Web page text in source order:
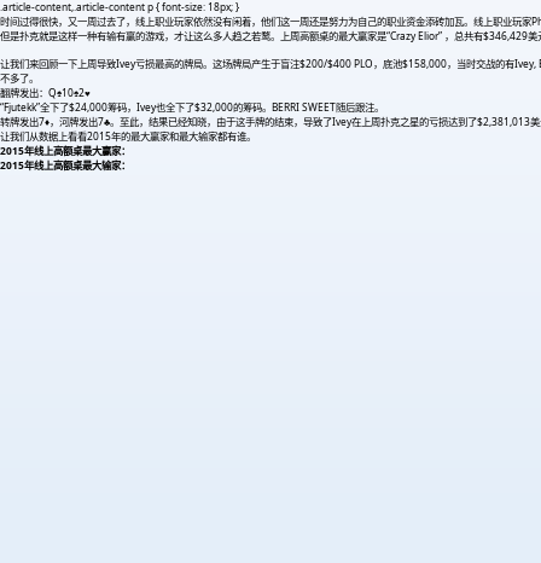
.article-content,.article-content p { font-size: 18px; }
时间过得很快，又一周过去了，线上职业玩家依然没有闲着，他们这一周还是努力为自己的职业资金添砖加瓦。线上职业
但是扑克就是这样一种有输有赢的游戏，才让这么多人趋之若鹜。上周高额桌的最大赢家是“Crazy Elior” ，总共有
让我们来回顾一下上周导致Ivey亏损最高的牌局。这场牌局产生于盲注$200/$400 PLO，底池$158,000，当时交战的有Ivey,
不多了。
翻牌发出：Q♠10♠2♥
“Fjutekk”全下了$24,000筹码，Ivey也全下了$32,000的筹码。BERRI SWEET随后跟注。
转牌发出7♦，河牌发出7♣。至此，结果已经知晓，由于这手牌的结束，导致了Ivey在上周扑克之星的亏损达到了$2,381,013
让我们从数据上看看2015年的最大赢家和最大输家都有谁。
2015年线上高额桌最大赢家：
2015年线上高额桌最大输家：